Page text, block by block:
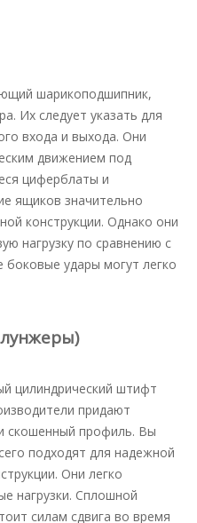
шарикоподшипник,
Их следует указать для
входа и выхода. Они
движением под
циферблаты и
ящиков значительно
конструкции. Однако они
нагрузку по сравнению с
удары могут легко
цилиндрический штифт
придают
скошенный профиль. Вы
подходят для надежной
Они легко
нагрузки. Сплошной
силам сдвига во время